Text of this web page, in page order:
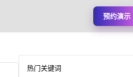
预约演示
热门关键词